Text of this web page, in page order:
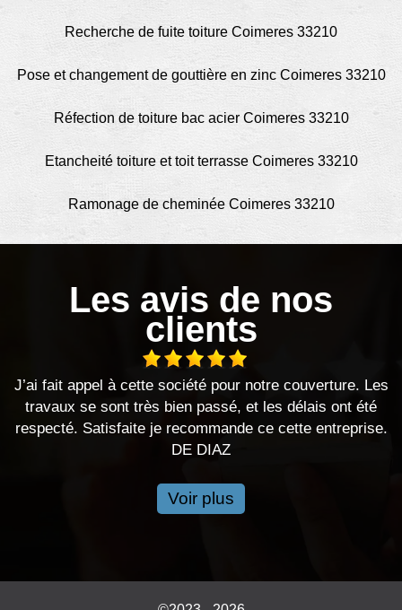
Recherche de fuite toiture Coimeres 33210
Pose et changement de gouttière en zinc Coimeres 33210
Réfection de toiture bac acier Coimeres 33210
Etancheité toiture et toit terrasse Coimeres 33210
Ramonage de cheminée Coimeres 33210
Les avis de nos
clients
à cette société pour notre couverture. Les
sont très bien passé, et les délais ont été
je recommande ce cette entreprise.
Bonjour,
ont été
Voir plus